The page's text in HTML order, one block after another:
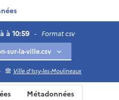
à 10:59 - Format csv
Ville d'Issy-les-Moulineaux
Métadonnées